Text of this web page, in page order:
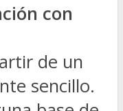
con
de un
sencillo.